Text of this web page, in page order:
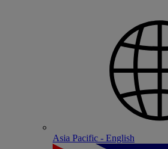
Asia Pacific - English